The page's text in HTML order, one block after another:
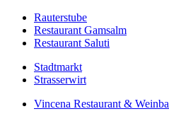
Rauterstube
Restaurant Gamsalm
Restaurant Saluti
Stadtmarkt
Strasserwirt
Vincena Restaurant &